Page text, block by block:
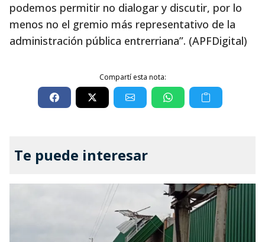
podemos permitir no dialogar y discutir, por lo
menos no el gremio más representativo de la
administración pública entrerriana”. (APFDigital)
Compartí esta nota:
Te puede interesar